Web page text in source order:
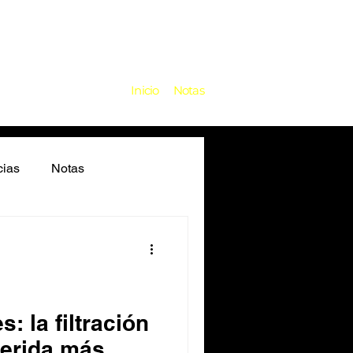
Inicio Notas
Notas
la filtración